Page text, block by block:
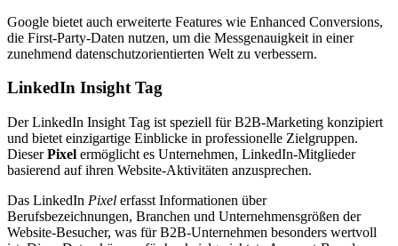
Google bietet auch erweiterte Features wie Enhanced Conversions,
die First-Party-Daten nutzen, um die Messgenauigkeit in einer
zunehmend datenschutzorientierten Welt zu verbessern.
LinkedIn Insight Tag
Der LinkedIn Insight Tag ist speziell für B2B-Marketing konzipiert
und bietet einzigartige Einblicke in professionelle Zielgruppen.
DieserPixel ermöglicht es Unternehmen, LinkedIn-Mitglieder
basierend auf ihren Website-Aktivitäten anzusprechen.
Das LinkedIn Pixel erfasst Informationen über
Berufsbezeichnungen, Branchen und Unternehmensgrößen der
Website-Besucher, was für B2B-Unternehmen besonders wertvoll